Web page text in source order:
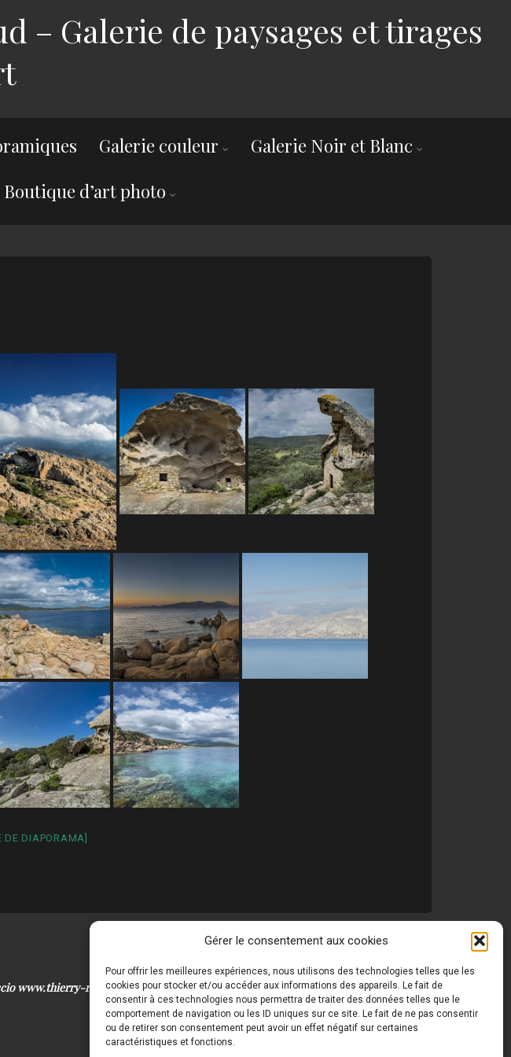
Gérer le consentement aux cookies
Pour offrir les meilleures expériences, nous utilisons des technologies telles que les
cookies pour stocker et/ou accéder aux informations des appareils. Le fait de
consentir à ces technologies nous permettra de traiter des données telles que le
comportement de navigation ou les ID uniques sur ce site. Le fait de ne pas consentir
ou de retirer son consentement peut avoir un effet négatif sur certaines
caractéristiques et fonctions.
– Galerie de paysages et tirages
Galerie couleur
Galerie Noir et Blanc
Boutique d’art photo
DE DIAPORAMA]
www.thierry-raynaud.com © Toutes les photos de ce site sont la propriété de